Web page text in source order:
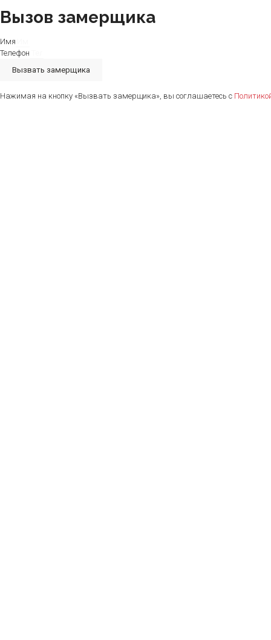
Вызов замерщика
Имя
Телефон
Вызвать замерщика
Нажимая на кнопку «Вызвать замерщика», вы соглашаетесь с